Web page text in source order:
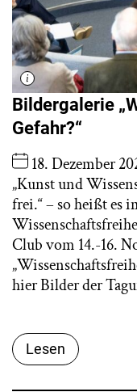
Bildergalerie
Gefahr?“
18. Dezember
„Kunst und
frei.“ – so heißt es
Club vom 14.-16.
hier Bilder der
Lesen